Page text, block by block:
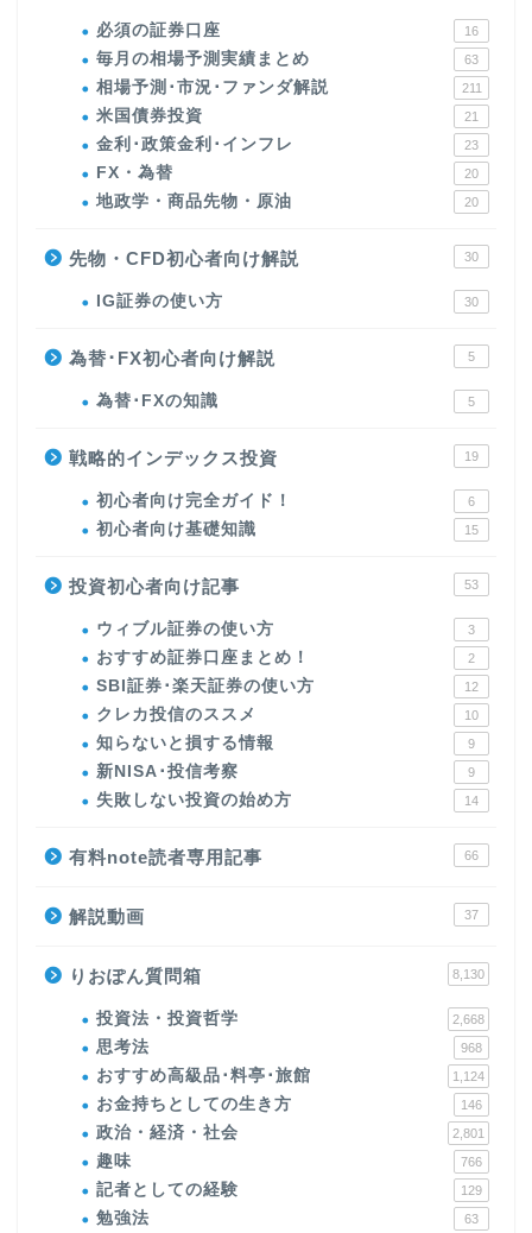
必須の証券口座 16
毎月の相場予測実績まとめ 63
相場予測･市況･ファンダ解説 211
米国債券投資 21
金利･政策金利･インフレ 23
FX・為替 20
地政学・商品先物・原油 20
先物・CFD初心者向け解説 30
IG証券の使い方 30
為替･FX初心者向け解説 5
為替･FXの知識 5
戦略的インデックス投資 19
初心者向け完全ガイド！ 6
初心者向け基礎知識 15
投資初心者向け記事 53
ウィブル証券の使い方 3
おすすめ証券口座まとめ！ 2
SBI証券･楽天証券の使い方 12
クレカ投信のススメ 10
知らないと損する情報 9
新NISA･投信考察 9
失敗しない投資の始め方 14
有料note読者専用記事 66
解説動画 37
りおぽん質問箱 8,130
投資法・投資哲学 2,668
思考法 968
おすすめ高級品･料亭･旅館 1,124
お金持ちとしての生き方 146
政治・経済・社会 2,801
趣味 766
記者としての経験 129
勉強法 63